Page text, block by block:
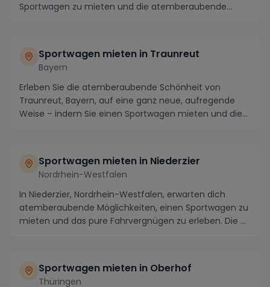
Sportwagen zu mieten und die atemberaubende
Sportwagen mieten in Traunreut
Bayern
Erleben Sie die atemberaubende Schönheit von
Traunreut, Bayern, auf eine ganz neue, aufregende
Weise – indem Sie einen Sportwagen mieten und die
Sportwagen mieten in Niederzier
Nordrhein-Westfalen
In Niederzier, Nordrhein-Westfalen, erwarten dich
atemberaubende Möglichkeiten, einen Sportwagen zu
mieten und das pure Fahrvergnügen zu erleben. Die ...
Sportwagen mieten in Oberhof
Thüringen